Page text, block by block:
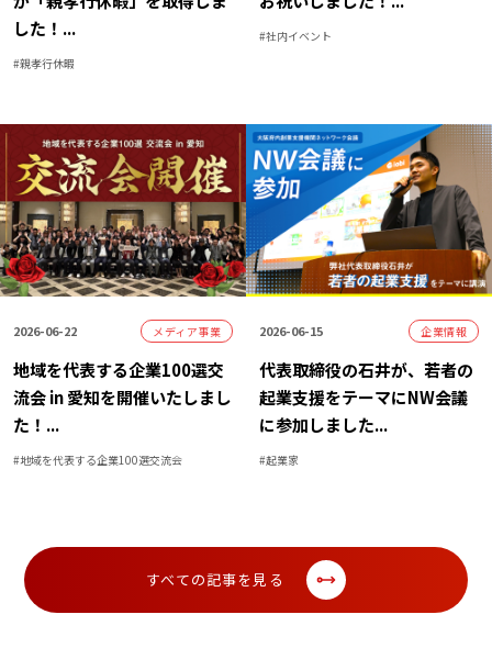
した！ ...
#親孝行休暇
#社内イベント
2026-06-22 メディア事業
地域を代表する企業100選交
流会 in 愛知を開催いたしまし
た！ ...
#地域を代表する企業100選交流会
2026-06-15 企業情報
代表取締役の石井が、若者の
起業支援をテーマにNW会議
に参加しました...
#起業家
すべての記事を見る